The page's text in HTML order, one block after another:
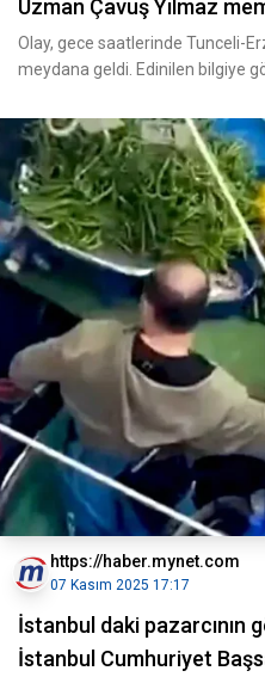
Uzman Çavuş Yılmaz
Olay, gece saatlerinde Tunceli-
meydana geldi. Edinilen bilgiye
https://haber.mynet.com
07 Kasım 2025 17:17
İstanbul daki
İstanbul Cumhuriyet